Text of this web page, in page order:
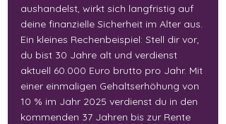
aushandelst, wirkt sich langfristig auf
deine finanzielle Sicherheit im Alter aus.
Ein kleines Rechenbeispiel: Stell dir vor,
du bist 30 Jahre alt und verdienst
aktuell 60.000 Euro brutto pro Jahr. Mit
einer einmaligen Gehaltserhöhung von
10 % im Jahr 2025 verdienst du in den
kommenden 37 Jahren bis zur Rente